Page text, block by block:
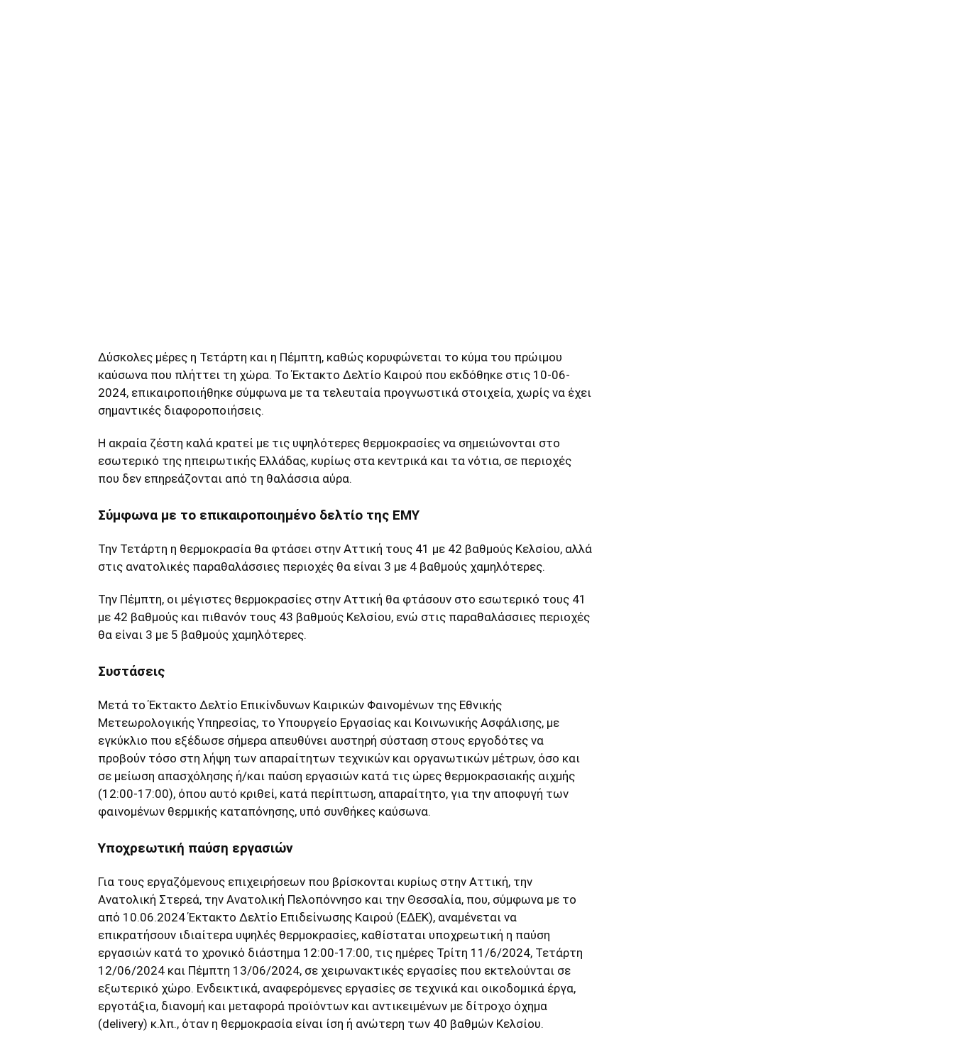
Δύσκολες μέρες η Τετάρτη και η Πέμπτη, καθώς κορυφώνεται το κύμα του πρώιμου
καύσωνα που πλήττει τη χώρα. Το Έκτακτο Δελτίο Καιρού που εκδόθηκε στις 10-06-
2024, επικαιροποιήθηκε σύμφωνα με τα τελευταία προγνωστικά στοιχεία, χωρίς να έχει
σημαντικές διαφοροποιήσεις.
Η ακραία ζέστη καλά κρατεί με τις υψηλότερες θερμοκρασίες να σημειώνονται στο
εσωτερικό της ηπειρωτικής Ελλάδας, κυρίως στα κεντρικά και τα νότια, σε περιοχές
που δεν επηρεάζονται από τη θαλάσσια αύρα.
Σύμφωνα με το επικαιροποιημένο δελτίο της ΕΜΥ
Την Τετάρτη η θερμοκρασία θα φτάσει στην Αττική τους 41 με 42 βαθμούς Κελσίου, αλλά
στις ανατολικές παραθαλάσσιες περιοχές θα είναι 3 με 4 βαθμούς χαμηλότερες.
Την Πέμπτη, οι μέγιστες θερμοκρασίες στην Αττική θα φτάσουν στο εσωτερικό τους 41
με 42 βαθμούς και πιθανόν τους 43 βαθμούς Κελσίου, ενώ στις παραθαλάσσιες περιοχές
θα είναι 3 με 5 βαθμούς χαμηλότερες.
Συστάσεις
Μετά το Έκτακτο Δελτίο Επικίνδυνων Καιρικών Φαινομένων της Εθνικής
Μετεωρολογικής Υπηρεσίας, το Υπουργείο Εργασίας και Κοινωνικής Ασφάλισης, με
εγκύκλιο που εξέδωσε σήμερα απευθύνει αυστηρή σύσταση στους εργοδότες να
προβούν τόσο στη λήψη των απαραίτητων τεχνικών και οργανωτικών μέτρων, όσο και
σε μείωση απασχόλησης ή/και παύση εργασιών κατά τις ώρες θερμοκρασιακής αιχμής
(12:00-17:00), όπου αυτό κριθεί, κατά περίπτωση, απαραίτητο, για την αποφυγή των
φαινομένων θερμικής καταπόνησης, υπό συνθήκες καύσωνα.
Υποχρεωτική παύση εργασιών
Για τους εργαζόμενους επιχειρήσεων που βρίσκονται κυρίως στην Αττική, την
Ανατολική Στερεά, την Ανατολική Πελοπόννησο και την Θεσσαλία, που, σύμφωνα με το
από 10.06.2024 Έκτακτο Δελτίο Επιδείνωσης Καιρού (ΕΔΕΚ), αναμένεται να
επικρατήσουν ιδιαίτερα υψηλές θερμοκρασίες, καθίσταται υποχρεωτική η παύση
εργασιών κατά το χρονικό διάστημα 12:00-17:00, τις ημέρες Τρίτη 11/6/2024, Τετάρτη
12/06/2024 και Πέμπτη 13/06/2024, σε χειρωνακτικές εργασίες που εκτελούνται σε
εξωτερικό χώρο. Ενδεικτικά, αναφερόμενες εργασίες σε τεχνικά και οικοδομικά έργα,
εργοτάξια, διανομή και μεταφορά προϊόντων και αντικειμένων με δίτροχο όχημα
(delivery) κ.λπ., όταν η θερμοκρασία είναι ίση ή ανώτερη των 40 βαθμών Κελσίου.